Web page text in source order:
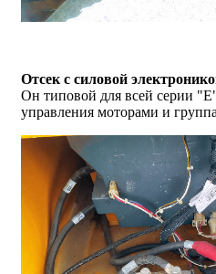
Отсек с силовой
Он типовой для всей серии
управления моторами и